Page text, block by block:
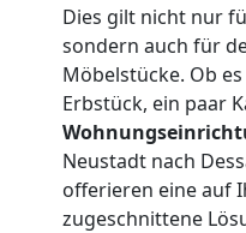
Dies gilt nicht nur
sondern auch für
Möbelstücke. Ob
Erbstück, ein paar
Neustadt nach
offerieren eine auf
zugeschnittene
Wiener
Neustadt